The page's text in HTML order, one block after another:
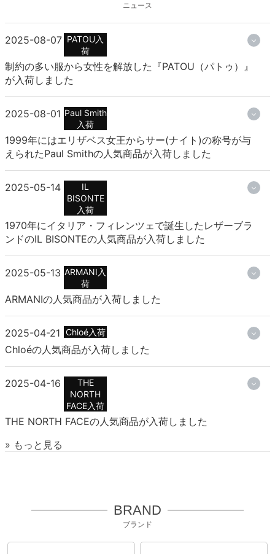
ニュース
2025-08-07 PATOU入
荷
制約の多い服から女性を解放した『PATOU（パトゥ）』
が入荷しました
2025-08-01 Paul Smith
入荷
1999年にはエリザベス女王からサー(ナイト)の称号が与
えられたPaul Smithの人気商品が入荷しました
2025-05-14
IL
BISONTE
入荷
1970年にイタリア・フィレンツェで誕生したレザーブラ
ンドのIL BISONTEの人気商品が入荷しました
2025-05-13 ARMANI入
荷
ARMANIの人気商品が入荷しました
2025-04-21 Chloé入荷
Chloéの人気商品が入荷しました
2025-04-16
THE
NORTH
FACE入荷
THE NORTH FACEの人気商品が入荷しました
» もっと見る
BRAND
ブランド